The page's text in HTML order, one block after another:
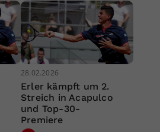
28.02.2026
Erler kämpft um 2.
Streich in Acapulco
und Top-30-
Premiere